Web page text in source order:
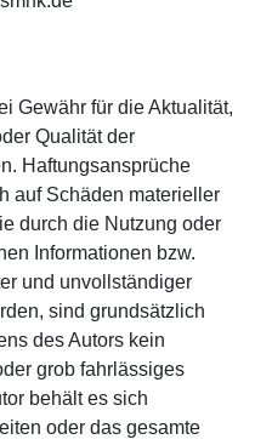
Gewähr für die Aktualität,
Qualität der
Haftungsansprüche
auf Schäden materieller
durch die Nutzung oder
Informationen bzw.
und unvollständiger
sind grundsätzlich
des Autors kein
grob fahrlässiges
behält es sich
oder das gesamte